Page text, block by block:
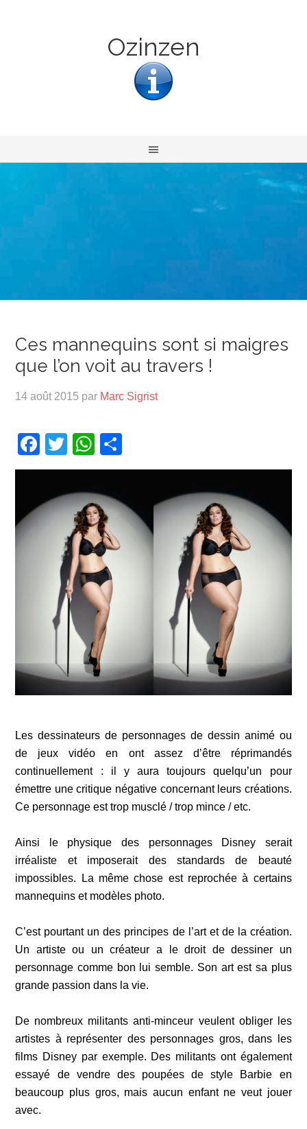
Ozinzen
Ces mannequins sont si maigres
que l’on voit au travers !
14 août 2015 par Marc Sigrist
Facebook
TwitterWhatsApp
Les dessinateurs de personnages de dessin animé ou
de jeux vidéo en ont assez d’être réprimandés
continuellement : il y aura toujours quelqu’un pour
émettre une critique négative concernant leurs créations.
Ce personnage est trop musclé / trop mince / etc.
Ainsi le physique des personnages Disney serait
irréaliste et imposerait des standards de beauté
impossibles. La même chose est reprochée à certains
mannequins et modèles photo.
C’est pourtant un des principes de l’art et de la création.
Un artiste ou un créateur a le droit de dessiner un
personnage comme bon lui semble. Son art est sa plus
grande passion dans la vie.
De nombreux militants anti-minceur veulent obliger les
artistes à représenter des personnages gros, dans les
films Disney par exemple. Des militants ont également
essayé de vendre des poupées de style Barbie en
beaucoup plus gros, mais aucun enfant ne veut jouer
avec.